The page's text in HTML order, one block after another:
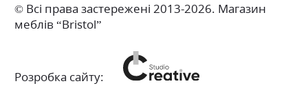
© Всі права застережені 2013-2026. Магазин
меблів “Bristol”
Розробка сайту: